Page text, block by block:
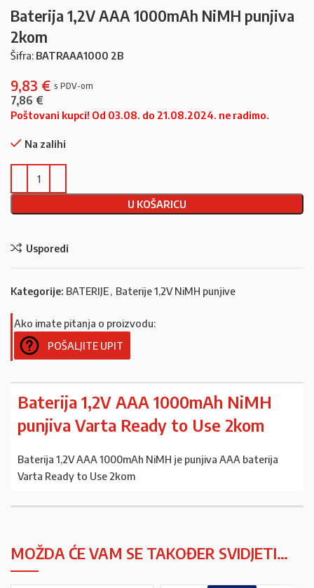
Baterija 1,2V AAA 1000mAh NiMH punjiva
2kom
Šifra: BATRAAA1000 2B
9,83 €
7,86 €
Poštovani kupci! Od 03.08. do 21.08.2024. ne radimo.
Na zalihi
U KOŠARICU
Usporedi
Kategorije: BATERIJE, Baterije 1,2V NiMH punjive
Ako imate pitanja o proizvodu:
POŠALJITE UPIT
Baterija 1,2V AAA 1000mAh NiMH
punjiva Varta Ready to Use 2kom
Baterija 1,2V AAA 1000mAh NiMH je punjiva AAA baterija
Varta Ready to Use 2kom
MOŽDA ĆE VAM SE TAKOĐER SVIDJETI…